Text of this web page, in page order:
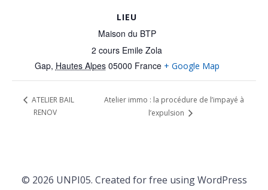
LIEU
Maison du BTP
2 cours Emile Zola
Gap, Hautes Alpes 05000 France + Google Map
ATELIER BAIL
RENOV
Atelier immo : la procédure de l’impayé à
l’expulsion
© 2026 UNPI05. Created for free using WordPress